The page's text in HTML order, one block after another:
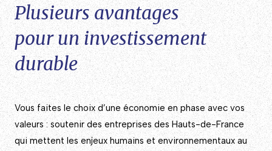
Plusieurs avantages
pour un investissement
durable
Vous faites le choix d’une économie en phase avec vos
valeurs : soutenir des entreprises des Hauts-de-France
qui mettent les enjeux humains et environnementaux au